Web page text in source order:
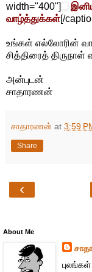
width="400"]
வாழ்த்துக்கள்[/
உங்கள் எல்லோரின்
சித்திரைத்
அன்புடன்
சாதாரணன்
சாதாரணன் at 3:59
Share
‹
About Me